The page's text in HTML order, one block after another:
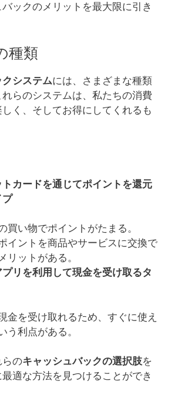
ックのメリットを最大限に引き
種類
システムには、さまざまな種類
らのシステムは、私たちの消費
く、そしてお得にしてくれるも
トカードを通じてポイントを還元
プ
買い物でポイントがたまる。
イントを商品やサービスに交換で
リットがある。
リを利用して現金を受け取るタ
金を受け取れるため、すぐに使え
う利点がある。
らのキャッシュバックの選択肢を
適な方法を見つけることができ